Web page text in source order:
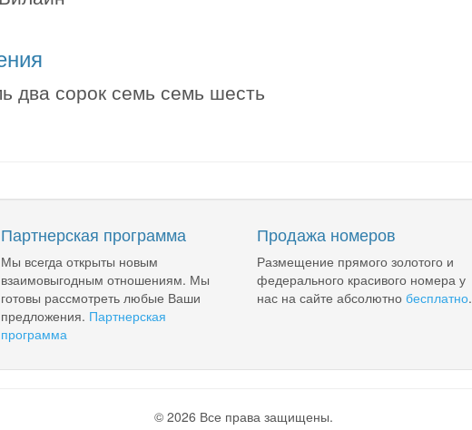
два сорок семь семь шесть
Партнерская программа
Мы всегда открыты новым
взаимовыгодным отношениям. Мы
готовы рассмотреть любые Ваши
предложения. Партнерская
программа
Продажа номеров
Размещение прямого золотого и
федерального красивого номера у
нас на сайте абсолютно бесплатно.
© 2026 Все права защищены.